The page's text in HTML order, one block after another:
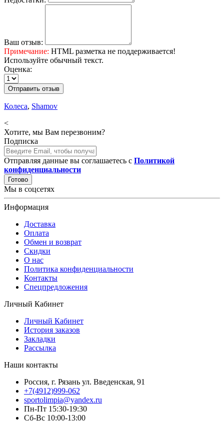
Ваш отзыв:
Примечание: HTML разметка не поддерживается!
Используйте обычный текст.
Оценка:
Отправить отзыв
Колеса, Shamov
<
Хотите, мы Вам перезвоним?
Подписка
Отправляя данные вы соглашаетесь с Политикой
конфиденциальности
Готово
Мы в соцсетях
Информация
Доставка
Оплата
Обмен и возврат
Скидки
О нас
Политика конфиденциальности
Контакты
Спецпредложения
Личный Кабинет
Личный Кабинет
История заказов
Закладки
Рассылка
Наши контакты
Россия, г. Рязань ул. Введенская, 91
+7(4912)999-062
sportolimpia@yandex.ru
Пн-Пт 15:30-19:30
Сб-Вс 10:00-13:00